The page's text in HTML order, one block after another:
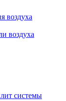
воздуха
воздуха
системы